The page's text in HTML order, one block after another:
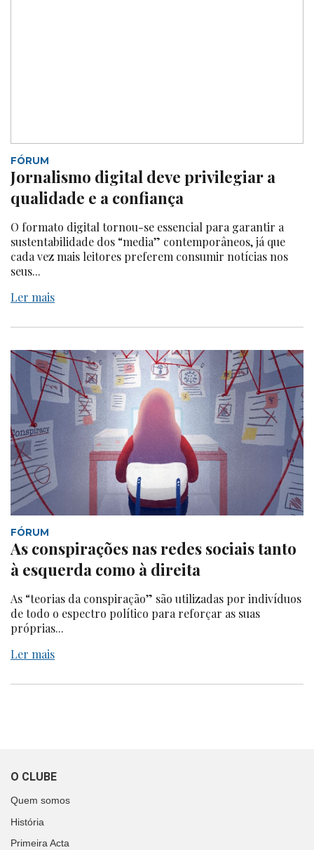
FÓRUM
Jornalismo digital deve privilegiar a
qualidade e a confiança
O formato digital tornou-se essencial para garantir a
sustentabilidade dos “media” contemporâneos, já que
cada vez mais leitores preferem consumir notícias nos
seus...
Ler mais
FÓRUM
As conspirações nas redes sociais tanto
à esquerda como à direita
As “teorias da conspiração” são utilizadas por indivíduos
de todo o espectro político para reforçar as suas
próprias...
Ler mais
O CLUBE
Quem somos
História
Primeira Acta